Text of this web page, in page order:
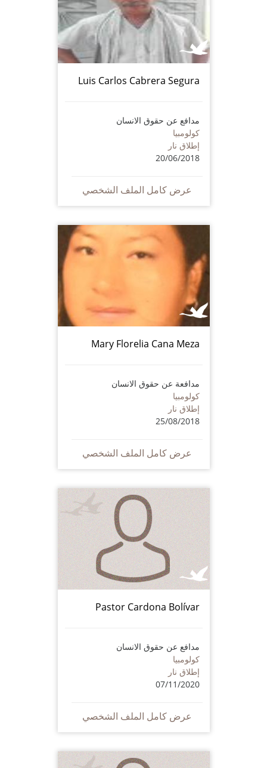
Luis Carlos Cabrera Segura
مدافع عن حقوق الانسان
كولومبيا
إطلاق نار
20/06/2018
عرض كامل الملف الشخصي
Mary Florelia Cana Meza
مدافعة عن حقوق الانسان
كولومبيا
إطلاق نار
25/08/2018
عرض كامل الملف الشخصي
Pastor Cardona Bolívar
مدافع عن حقوق الانسان
كولومبيا
إطلاق نار
07/11/2020
عرض كامل الملف الشخصي